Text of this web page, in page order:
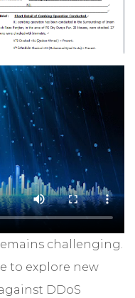
challenging.
to explore new
DDoS